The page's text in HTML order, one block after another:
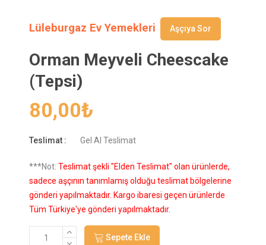
Lüleburgaz Ev Yemekleri Aşçıya Sor
Orman Meyveli Cheescake
(Tepsi)
80,00₺
Teslimat : Gel Al Teslimat
***Not: Teslimat şekli "Elden Teslimat" olan ürünlerde,
sadece aşçının tanımlamış olduğu teslimat bölgelerine
gönderi yapılmaktadır. Kargo ibaresi geçen ürünlerde
Tüm Türkiye'ye gönderi yapılmaktadır.
Sepete Ekle